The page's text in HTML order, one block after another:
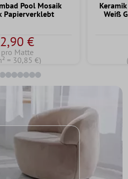
Pool Mosaik
Papierverklebt
2,90 €
pro Matte
= 30,85 €)
Weiß